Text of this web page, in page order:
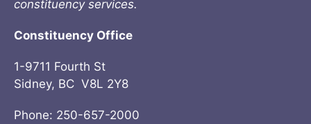
constituency services.
Constituency Office
1-9711 Fourth St
Sidney, BC V8L 2Y8
Phone: 250-657-2000